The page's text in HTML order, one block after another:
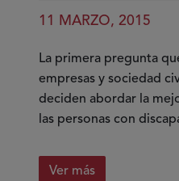
11 MARZO, 2015
La primera pregunta
empresas y sociedad
deciden abordar la
las personas con
Ver más